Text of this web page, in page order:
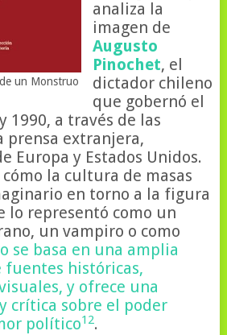
un Monstruo
analiza la
imagen de
Augusto
Pinochet, el
dictador chileno
que gobernó el
1990, a través de las
prensa extranjera,
Europa y Estados Unidos.
la cultura de masas
en torno a la figura
lo representó como un
un vampiro o como
se basa en una amplia
fuentes históricas,
y ofrece una
crítica sobre el poder
político1 2.